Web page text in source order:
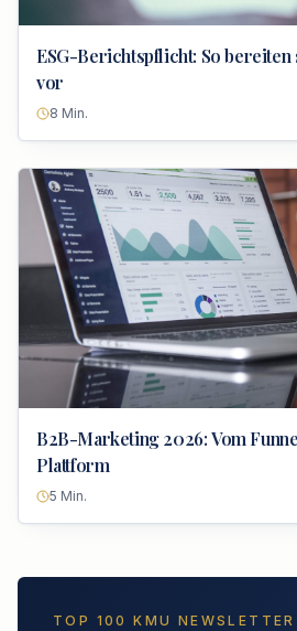
ESG-Berichtspflicht: So
vor
8 Min.
B2B-Marketing 2026: Vom
Plattform
5 Min.
TOP 100 KMU NEWSLETTER